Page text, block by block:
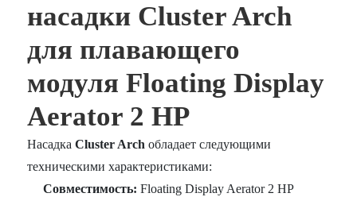
насадки Cluster Arch
для плавающего
модуля Floating Display
Aerator 2 HP
НасадкаCluster Arch обладает следующими
техническими характеристиками:
Совместимость: Floating Display Aerator 2 HP